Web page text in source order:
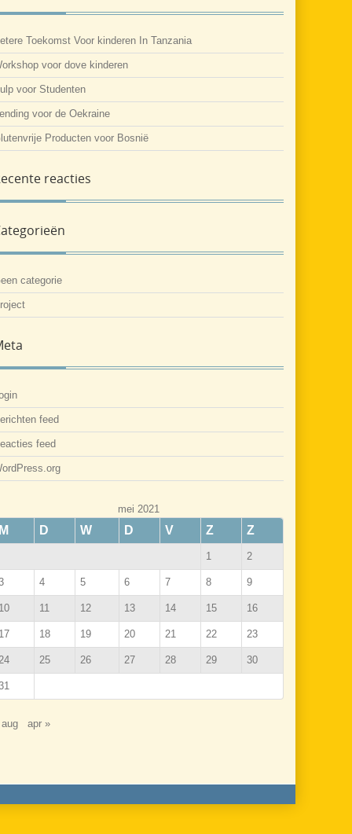
Toekomst Voor kinderen In Tanzania
voor dove kinderen
voor Studenten
voor de Oekraine
Producten voor Bosnië
reacties
categorie
feed
feed
mei 2021
M D W D V Z Z
1 2
4 5 6 7 8 9
10 11 12 13 14 15 16
17 18 19 20 21 22 23
25 26 27 28 29 30
apr »